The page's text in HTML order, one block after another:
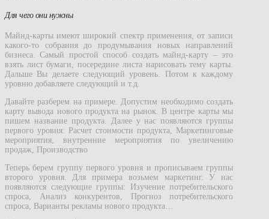
Для чего они нужны
Майнд-карты имеют широкий спектр применения, от записи
какого-то собрания до продумывания новых направлений
бизнеса. Самый простой способ создать майнд-карту – это
взять лист бумаги, посередине листа нарисовать тему карты.
Дальше Вы делаете следующий уровень. Потом к каждому
уровню добавляете следующий и т.д.
Давайте разберем на примере. Допустим необходимо создать
карту вывода нового продукта на рынок. В центре карты мы
пишем название продукта. Далее у нас появляются группы
первого уровня: Расчет стоимости продукта, Маркетинговые
мероприятия, внутренние мероприятия по увеличению
продаж, Производство
Теперь берем группу первого уровня и прописываем группы
второго уровня. Для примера возьмем маркетинг. У нас
появляются следующие группы: Изучение потребительского
спроса, Анализ конкурентов, Прогноз потребительского
спроса, Варианты рекламы нового продукта…